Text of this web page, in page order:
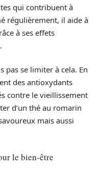
qui contribuent à
régulièrement, il aide à
à ses effets
pas se limiter à cela. En
des antioxydants
contre le vieillissement
d’un thé au romarin
mais aussi
le bien-être